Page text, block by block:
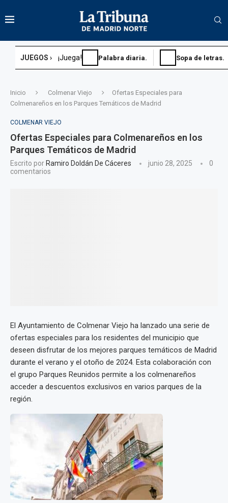
JUEGOS › ¡Juega! Palabra diaria. Sopa de letras.
Inicio Colmenar Viejo
Ofertas Especiales para
Colmenareños en los Parques Temáticos de Madrid
COLMENAR VIEJO
Ofertas Especiales para Colmenareños en los
Parques Temáticos de Madrid
Escrito por Ramiro Doldán De Cáceres junio 28, 2025
0
comentarios
El Ayuntamiento de Colmenar Viejo ha lanzado una serie de
ofertas especiales para los residentes del municipio que
deseen disfrutar de los mejores parques temáticos de Madrid
durante el verano y el otoño de 2024. Esta colaboración con
el grupo Parques Reunidos permite a los colmenareños
acceder a descuentos exclusivos en varios parques de la
región.